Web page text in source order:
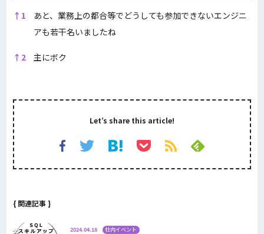
注訳はこちら
↑ 1
あと、業務上の都合等でどうしても参加できないエンジニ
アも若干名いましたね
↑ 2 主にボク
Let’s share this article!
{ 関連記事 }
2024.04.18
社内イベント